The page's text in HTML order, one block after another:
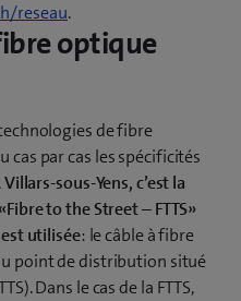
reseau.
optique
de fibre
cas par cas les spécificités
Villars-sous-Yens, c’est la
to the Street – FTTS»
utilisée: le câble à fibre
point de distribution situé
Dans le cas de la FTTS,